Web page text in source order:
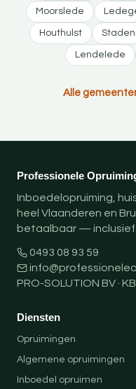
Moorslede
Houthulst Staden
Lendelede
Alle
Professionele
Inboedelopruiming,
heel Vlaanderen en
betaalbaar — inclusief
0493 08 93 59
PRO-SOLUTION BV ·
Diensten
Opruimingen
Algemene opruimingen
Inboedel opruimen